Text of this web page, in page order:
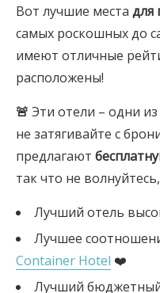
Вот лучшие места для
самых роскошных до
имеют отличные
расположены!
🚨 Эти отели – одни
не затягивайте с
предлагают
так что не
Лучший отель
Лучшее
Container Hotel ❤️
Лучший